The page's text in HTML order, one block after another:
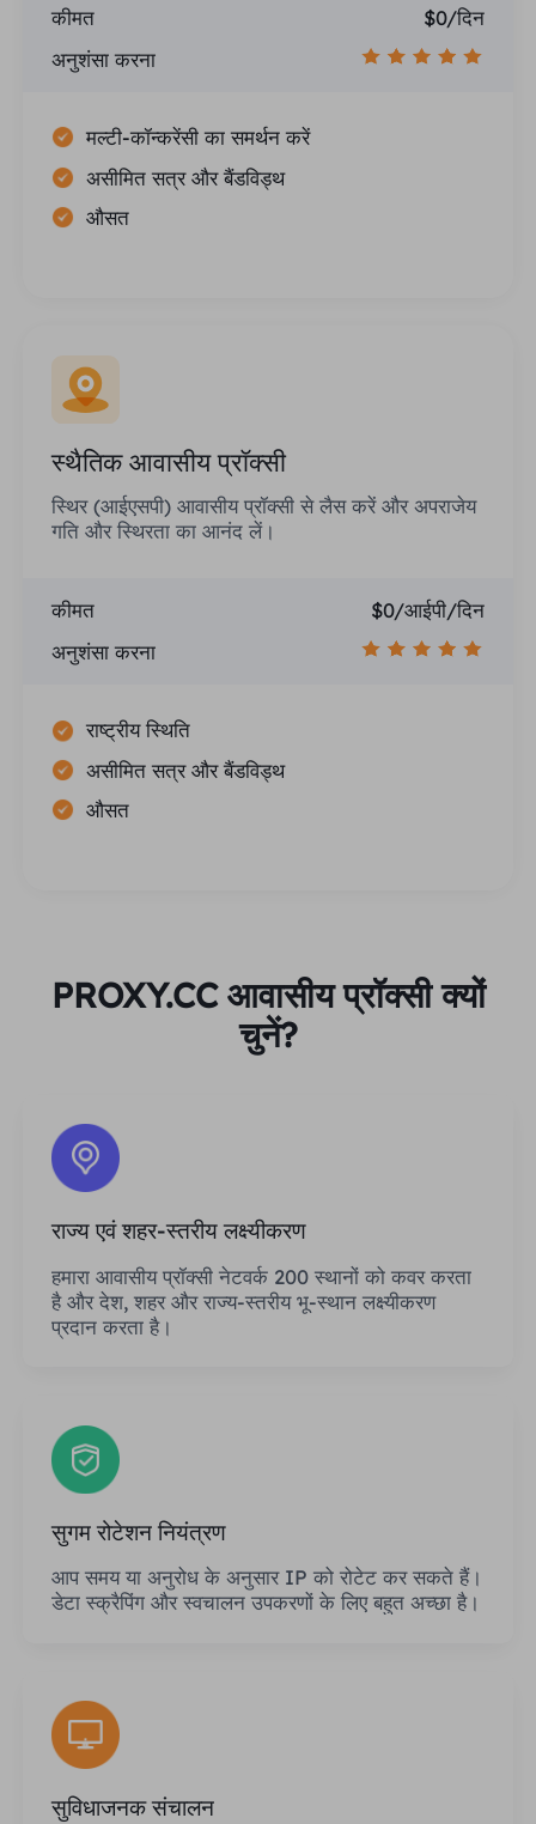
कीमत
$0/दिन
अनुशंसा करना
मल्टी-कॉन्करेंसी का समर्थन करें
असीमित सत्र और बैंडविड्थ
औसत
स्थैतिक आवासीय प्रॉक्सी
स्थिर (आईएसपी) आवासीय प्रॉक्सी से लैस करें और अपराजेय
गति और स्थिरता का आनंद लें।
कीमत
$0/आईपी/दिन
अनुशंसा करना
राष्ट्रीय स्थिति
असीमित सत्र और बैंडविड्थ
औसत
PROXY.CC आवासीय प्रॉक्सी क्यों
चुनें?
राज्य एवं शहर-स्तरीय लक्ष्यीकरण
हमारा आवासीय प्रॉक्सी नेटवर्क 200 स्थानों को कवर करता
है और देश, शहर और राज्य-स्तरीय भू-स्थान लक्ष्यीकरण
प्रदान करता है।
सुगम रोटेशन नियंत्रण
आप समय या अनुरोध के अनुसार IP को रोटेट कर सकते हैं।
डेटा स्क्रैपिंग और स्वचालन उपकरणों के लिए बहुत अच्छा है।
सुविधाजनक संचालन